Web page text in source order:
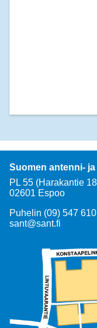
Suomen antenni-
PL 55 (Harakantie
02601 Espoo
Puhelin (09) 547 610
sant@sant.fi